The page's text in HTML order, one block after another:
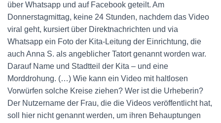
über Whatsapp und auf Facebook geteilt. Am
Donnerstagmittag, keine 24 Stunden, nachdem das Video
viral geht, kursiert über Direktnachrichten und via
Whatsapp ein Foto der Kita-Leitung der Einrichtung, die
auch Anna S. als angeblicher Tatort genannt worden war.
Darauf Name und Stadtteil der Kita – und eine
Morddrohung. (…) Wie kann ein Video mit haltlosen
Vorwürfen solche Kreise ziehen? Wer ist die Urheberin?
Der Nutzername der Frau, die die Videos veröffentlicht hat,
soll hier nicht genannt werden, um ihren Behauptungen